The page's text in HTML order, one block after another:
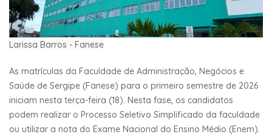
Larissa Barros - Fanese
As matrículas da Faculdade de Administração, Negócios e
Saúde de Sergipe (Fanese) para o primeiro semestre de 2026
iniciam nesta terça-feira (18). Nesta fase, os candidatos
podem realizar o Processo Seletivo Simplificado da faculdade
ou utilizar a nota do Exame Nacional do Ensino Médio (Enem).